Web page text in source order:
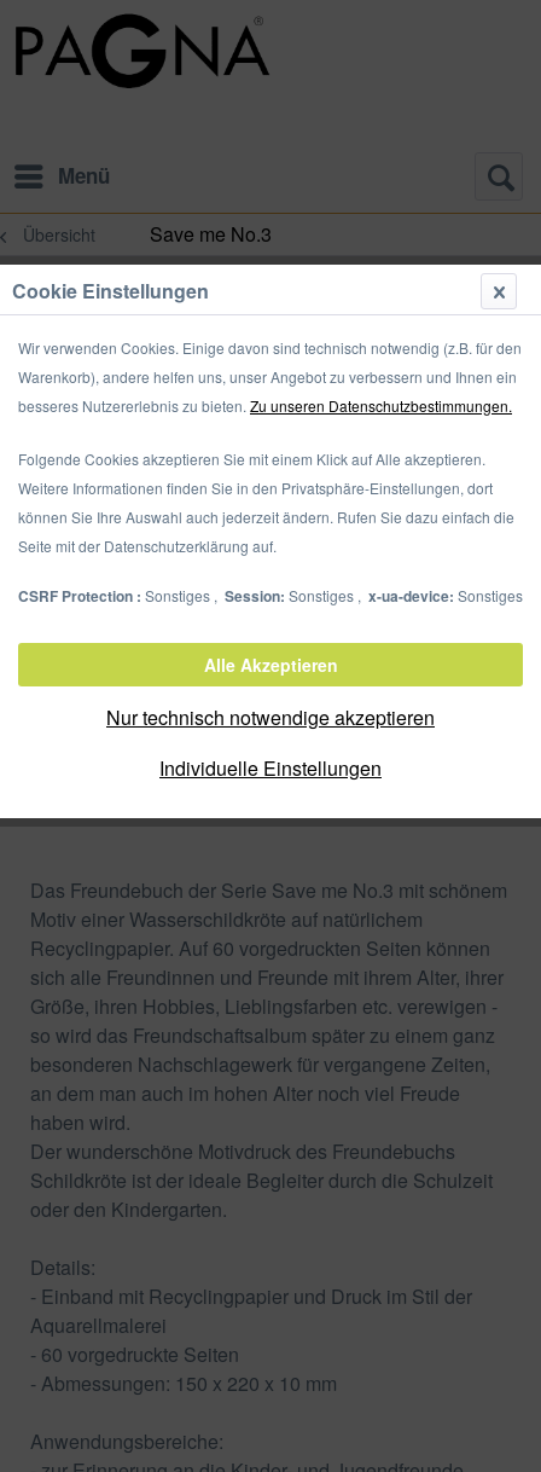
Menü
Übersicht Save me No.3
Freundebuch Schildkröte
Artikel-Nr.:
20372-15
Verpackungseinheit:
Das Freundebuch der Serie Save me No.3 mit schönem
Motiv einer Wasserschildkröte auf natürlichem
Recyclingpapier. Auf 60 vorgedruckten Seiten können
sich alle Freundinnen und Freunde mit ihrem Alter, ihrer
Größe, ihren Hobbies, Lieblingsfarben etc. verewigen -
so wird das Freundschaftsalbum später zu einem ganz
besonderen Nachschlagewerk für vergangene Zeiten,
an dem man auch im hohen Alter noch viel Freude
haben wird.
Der wunderschöne Motivdruck des Freundebuchs
Schildkröte ist der ideale Begleiter durch die Schulzeit
oder den Kindergarten.
Details:
- Einband mit Recyclingpapier und Druck im Stil der
Aquarellmalerei
- 60 vorgedruckte Seiten
- Abmessungen: 150 x 220 x 10 mm
Anwendungsbereiche:
Cookie Einstellungen
Wir verwenden Cookies. Einige davon sind technisch notwendig (z.B. für den
Warenkorb), andere helfen uns, unser Angebot zu verbessern und Ihnen ein
besseres Nutzererlebnis zu bieten. Zu unseren Datenschutzbestimmungen.
Folgende Cookies akzeptieren Sie mit einem Klick auf Alle akzeptieren.
Weitere Informationen finden Sie in den Privatsphäre-Einstellungen, dort
können Sie Ihre Auswahl auch jederzeit ändern. Rufen Sie dazu einfach die
Seite mit der Datenschutzerklärung auf.
CSRF Protection : Sonstiges , Session: Sonstiges , x-ua-device: Sonstiges
Individuelle Einstellungen
Nur technisch notwendige akzeptieren
Alle Akzeptieren